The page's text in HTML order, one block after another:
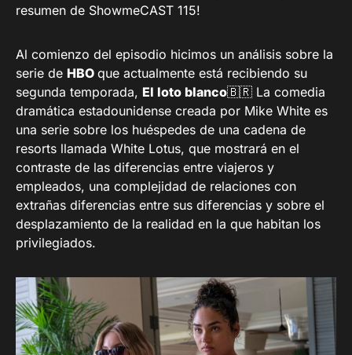
resumen de ShowmeCAST 115!
Al comienzo del episodio hicimos un análisis sobre la
serie de HBO que actualmente está recibiendo su
segunda temporada, El loto blanco🇧🇷 La comedia
dramática estadounidense creada por Mike White es
una serie sobre los huéspedes de una cadena de
resorts llamada White Lotus, que mostrará en el
contraste de las diferencias entre viajeros y
empleados, una complejidad de relaciones con
extrañas diferencias entre sus diferencias y sobre el
desplazamiento de la realidad en la que habitan los
privilegiados.